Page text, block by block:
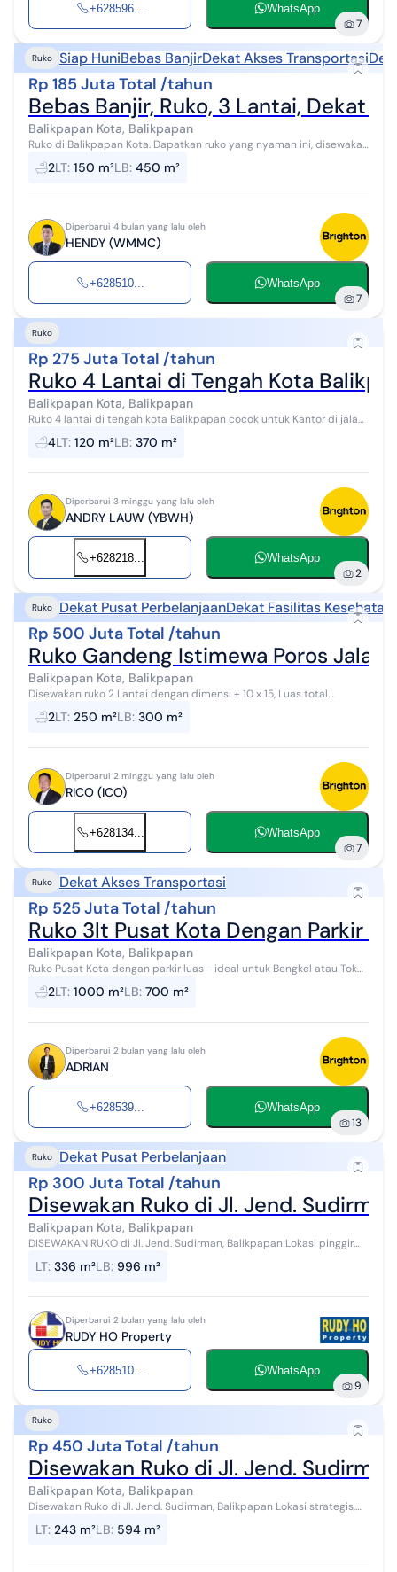
+628596... WhatsApp
7
Ruko Siap HuniBebas BanjirDekat Akses Transportasi
Rp 185 Juta Total /tahun
Bebas Banjir, Ruko, 3 Lantai, Dekat
Balikpapan Kota, Balikpapan
Ruko di Balikpapan Kota. Dapatkan ruko yang nyaman ini, disewakan
menghadirkan lingkungan fasilitas yang lengkap, cocok untuk Anda
yang mengingin...
2LT: 150 m²LB: 450 m²
Diperbarui 4 bulan yang lalu oleh
HENDY (WMMC)
+628510... WhatsApp
7
Ruko
Rp 275 Juta Total /tahun
Ruko 4 Lantai di Tengah Kota
Balikpapan Kota, Balikpapan
Ruko 4 lantai di tengah kota Balikpapan cocok untuk Kantor di jalan
sudirman . ukuran 5 x 18.5 x 4 lantai min sewa 3 tahun bisa dijual 6.5
M atau ...
4LT: 120 m²LB: 370 m²
Diperbarui 3 minggu yang lalu oleh
ANDRY LAUW (YBWH)
+628218... WhatsApp
2
Ruko Dekat Pusat PerbelanjaanDekat Fasilitas Kesehatan
Rp 500 Juta Total /tahun
Ruko Gandeng Istimewa Poros
Balikpapan Kota, Balikpapan
Disewakan ruko 2 Lantai dengan dimensi ± 10 x 15, Luas total
Bangunan 300m2 dan parkir yang luas dengan lokasi strategis dan
premium di Balikpapan...
2LT: 250 m²LB: 300 m²
Diperbarui 2 minggu yang lalu oleh
RICO (ICO)
+628134... WhatsApp
7
Ruko Dekat Akses Transportasi
Rp 525 Juta Total /tahun
Ruko 3lt Pusat Kota Dengan Parkir
Balikpapan Kota, Balikpapan
Ruko Pusat Kota dengan parkir luas - ideal untuk Bengkel atau Toko
Sparepart. AREA - Berada di tengah Kota STRATEGIS &
AKSESIBILITAS - Pinggir Ja...
2LT: 1000 m²LB: 700 m²
Diperbarui 2 bulan yang lalu oleh
ADRIAN
+628539... WhatsApp
13
Ruko Dekat Pusat Perbelanjaan
Rp 300 Juta Total /tahun
Disewakan Ruko di Jl. Jend.
Balikpapan Kota, Balikpapan
DISEWAKAN RUKO di Jl. Jend. Sudirman, Balikpapan Lokasi pinggir
LT: 336 m²LB: 996 m²
Diperbarui 2 bulan yang lalu oleh
RUDY HO Property
+628510... WhatsApp
9
Ruko
Rp 450 Juta Total /tahun
Disewakan Ruko di Jl. Jend.
Balikpapan Kota, Balikpapan
Disewakan Ruko di Jl. Jend. Sudirman, Balikpapan Lokasi strategis,
LT: 243 m²LB: 594 m²